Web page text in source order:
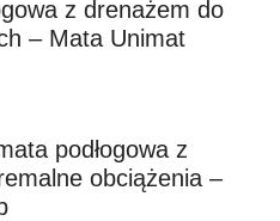
z drenażem do
– Mata Unimat
podłogowa z
obciążenia –